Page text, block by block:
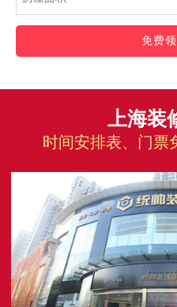
免费
上海装
时间安排表、门票